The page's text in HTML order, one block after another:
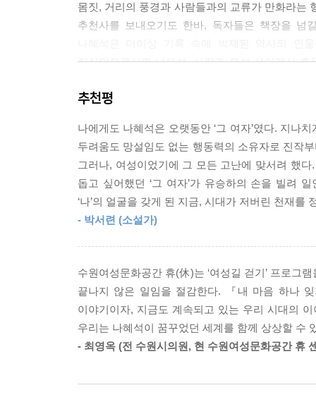
몸짓, 거리의 풍경과 사람들과의 교류가 만화라는
추천사를 보내오기도 한바, 독자들은 책장을
지식인으로서의 나혜석, 사랑과 모성 사이에서
끝나지 않은 투쟁
한편 여성의 독립과 자유를 외쳤던 나혜석의 투
여성이라는 이유로 자유로운 연애와 직업 활동,
육아를 둘러싼 선택을 여성 개인의 삶이 아닌 ‘당
등에서 여성을 향한 혐오와 조롱이 일상인 양 반
역시 여전히 쉽지 않다. 다양한 낙인과 조롱이
그렇기에 나혜석의 삶을 다시 살피는 일은 단순히
여성으로 존재한다는 것의 의미를 되돌아보고
선언이다. 여성도 개인으로서 존중받을 수 있
살아간다는 것은 어떤 의미인가. “여자이기 이
추천평
나에게도 나혜석은 오랫동안 ‘그 여자’였다. 지나
두려움도 망설임도 없는 행동력의 소유자로 진작
그러나, 여성이었기에 그 모든 고난에 맞서려 했
돕고 싶어했던 ‘그 여자’가 유승하의 손을 빌려
‘나’의 얼굴을 갖게 된 지금, 시대가 저버린 천재
- 박서련 (소설가)
수원여성문화공간 휴(休)는 ‘여성길 걷기’ 프로그
끝나지 않은 일임을 절감한다. 『내 마음 하나
이야기이자, 지금도 계속되고 있는 우리 시대의
우리는 나혜석이 꿈꾸었던 세계를 함께 상상할 수
- 최영옥 (전 수원시의원, 현 수원여성문화공간 휴